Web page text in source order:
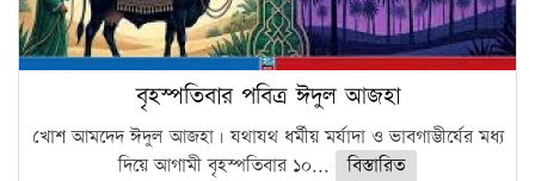
বৃহস্পতিবার পবিত্র ঈদুল আজহা
খোশ আমদেদ ঈদুল আজহা। যথাযথ ধর্মীয় মর্যাদা ও ভাবগাম্ভীর্যের মধ্য
দিয়ে আগামী বৃহস্পতিবার ১০...
বিস্তারিত